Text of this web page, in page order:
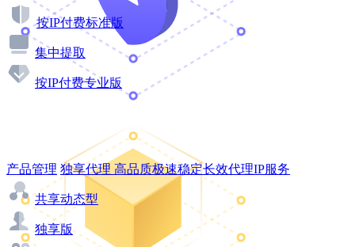
按IP付费标准版
集中提取
按IP付费专业版
产品管理 独享代理 高品质极速稳定长效代理IP服务
共享动态型
独享版